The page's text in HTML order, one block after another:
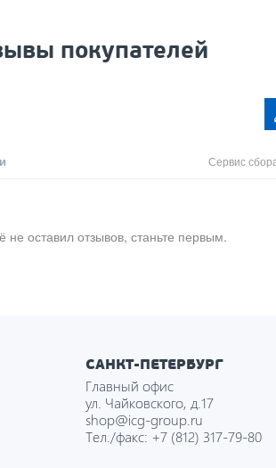
покупателей
Сервис
не оставил отзывов, станьте первым.
САНКТ-ПЕТЕРБУРГ
Главный офис
ул. Чайковского, д.17
shop@icg-group.ru
Тел./факс: +7 (812) 317-79-80